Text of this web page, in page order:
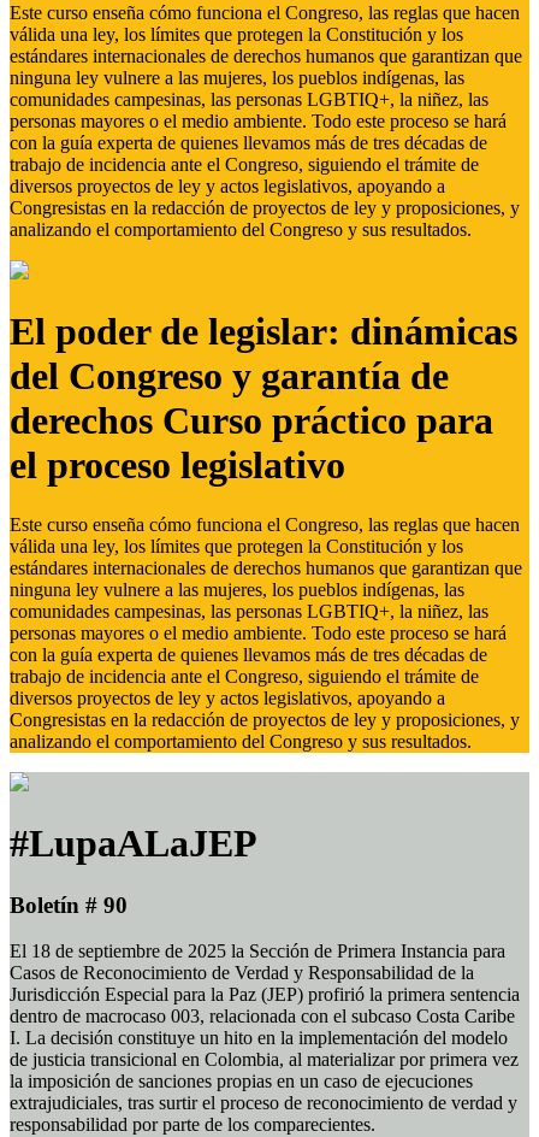
Este curso enseña cómo funciona el Congreso, las reglas que hacen
válida una ley, los límites que protegen la Constitución y los
estándares internacionales de derechos humanos que garantizan que
ninguna ley vulnere a las mujeres, los pueblos indígenas, las
comunidades campesinas, las personas LGBTIQ+, la niñez, las
personas mayores o el medio ambiente. Todo este proceso se hará
con la guía experta de quienes llevamos más de tres décadas de
trabajo de incidencia ante el Congreso, siguiendo el trámite de
diversos proyectos de ley y actos legislativos, apoyando a
Congresistas en la redacción de proyectos de ley y proposiciones, y
analizando el comportamiento del Congreso y sus resultados.
El poder de legislar: dinámicas
del Congreso y garantía de
derechos Curso práctico para
el proceso legislativo
Este curso enseña cómo funciona el Congreso, las reglas que hacen
válida una ley, los límites que protegen la Constitución y los
estándares internacionales de derechos humanos que garantizan que
ninguna ley vulnere a las mujeres, los pueblos indígenas, las
comunidades campesinas, las personas LGBTIQ+, la niñez, las
personas mayores o el medio ambiente. Todo este proceso se hará
con la guía experta de quienes llevamos más de tres décadas de
trabajo de incidencia ante el Congreso, siguiendo el trámite de
diversos proyectos de ley y actos legislativos, apoyando a
Congresistas en la redacción de proyectos de ley y proposiciones, y
analizando el comportamiento del Congreso y sus resultados.
#LupaALaJEP
Boletín # 90
El 18 de septiembre de 2025 la Sección de Primera Instancia para
Casos de Reconocimiento de Verdad y Responsabilidad de la
Jurisdicción Especial para la Paz (JEP) profirió la primera sentencia
dentro de macrocaso 003, relacionada con el subcaso Costa Caribe
I. La decisión constituye un hito en la implementación del modelo
de justicia transicional en Colombia, al materializar por primera vez
la imposición de sanciones propias en un caso de ejecuciones
extrajudiciales, tras surtir el proceso de reconocimiento de verdad y
responsabilidad por parte de los comparecientes.